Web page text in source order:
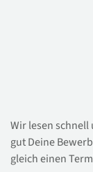
Wir lesen
gut Deine
gleich einen